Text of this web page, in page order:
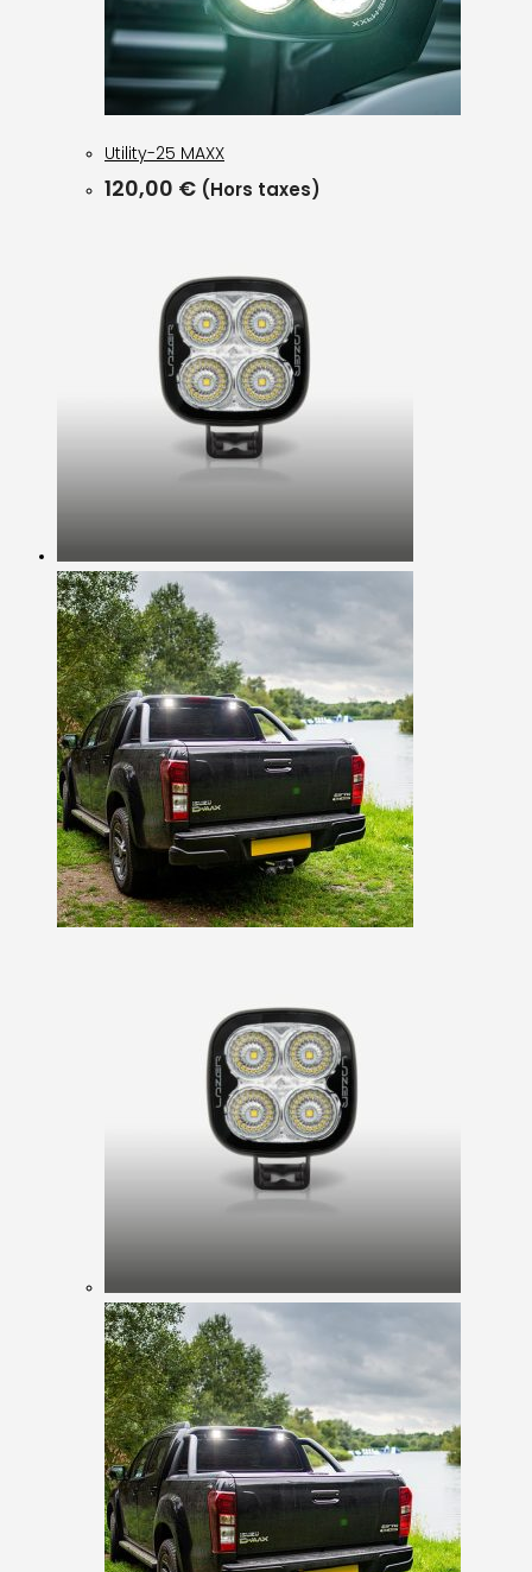
Utility-25 MAXX
120,00 € (Hors taxes)